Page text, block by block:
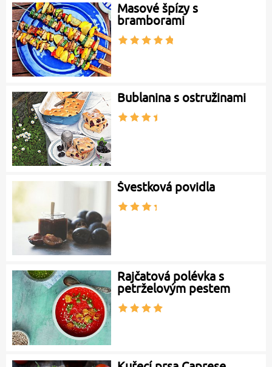
Masové špízy s
bramborami
Bublanina s ostružinami
Švestková povidla
Rajčatová polévka s
petrželovým pestem